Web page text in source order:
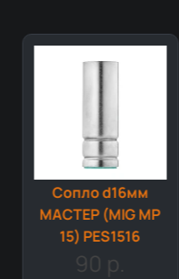
Сопло d16мм
МАСТЕР (MIG MP
15) PES1516
90 р.